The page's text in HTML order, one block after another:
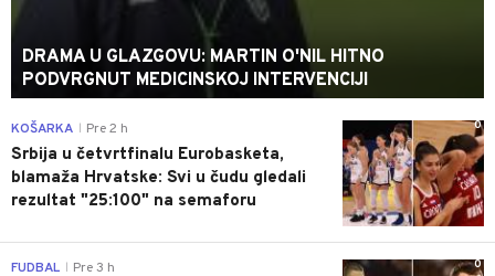
DRAMA U GLAZGOVU: MARTIN O'NIL HITNO
PODVRGNUT MEDICINSKOJ INTERVENCIJI
0
KOŠARKA Pre 2 h
Srbija u četvrtfinalu Eurobasketa,
blamaža Hrvatske: Svi u čudu gledali
rezultat "25:100" na semaforu
0
FUDBAL Pre 3 h